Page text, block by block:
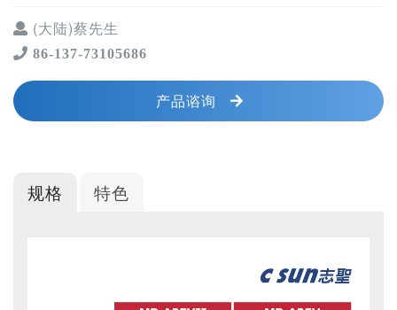
(大陆)蔡先生
86-137-73105686
产品谘询
规格 特色